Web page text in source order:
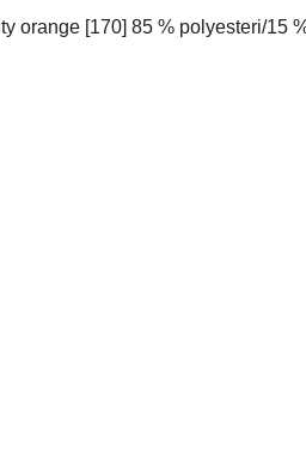
orange [170] 85 % polyesteri/15